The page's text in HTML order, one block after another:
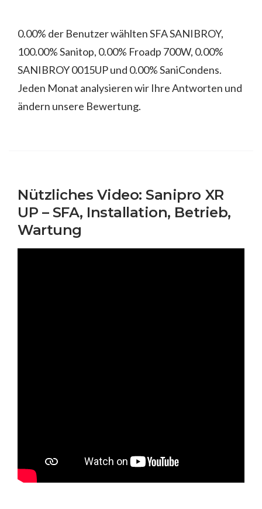
0.00% der Benutzer wählten SFA SANIBROY,
100.00% Sanitop, 0.00% Froadp 700W, 0.00%
SANIBROY 0015UP und 0.00% SaniCondens.
Jeden Monat analysieren wir Ihre Antworten und
ändern unsere Bewertung.
Nützliches Video: Sanipro XR
UP – SFA, Installation, Betrieb,
Wartung